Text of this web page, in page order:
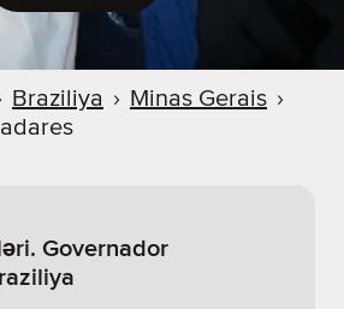
Braziliya › Minas Gerais ›
Governador